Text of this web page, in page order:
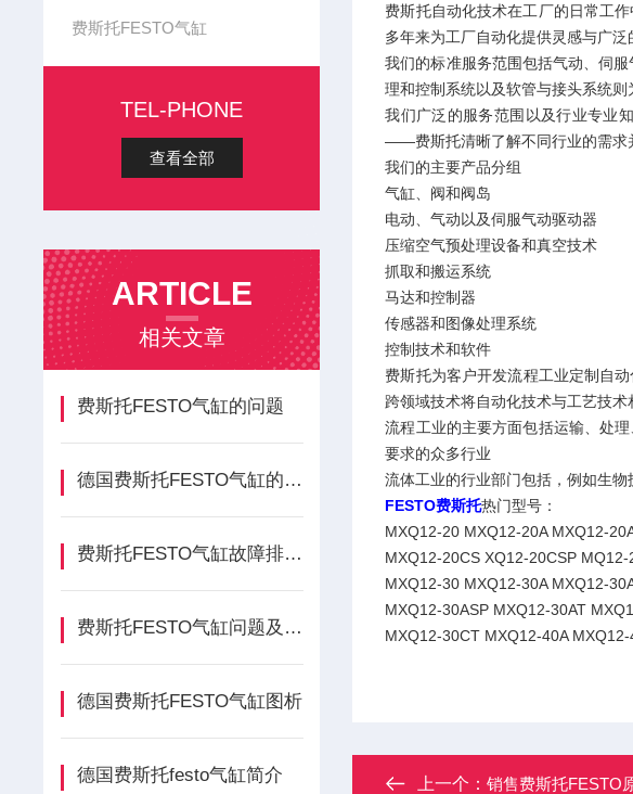
费斯托FESTO气缸
TEL-PHONE
查看全部
ARTICLE
相关文章
费斯托FESTO气缸的问题
德国费斯托FESTO气缸的工作原理以及常见问题解决
费斯托FESTO气缸故障排除介绍
费斯托FESTO气缸问题及原因
德国费斯托FESTO气缸图析
德国费斯托festo气缸简介
费斯托自动化技术在工厂的日常工
多年来为工厂自动化提供灵感与广
我们的标准服务范围包括气动、伺
理和控制系统以及软管与接头系统
我们广泛的服务范围以及行业专业
——费斯托清晰了解不同行业的需求
我们的主要产品分组
气缸、阀和阀岛
电动、气动以及伺服气动驱动器
压缩空气预处理设备和真空技术
抓取和搬运系统
马达和控制器
传感器和图像处理系统
控制技术和软件
费斯托为客户开发流程工业定制自
跨领域技术将自动化技术与工艺技术
流程工业的主要方面包括运输、处
要求的众多行业
流体工业的行业部门包括，例如生
FESTO费斯托热门型号：
MXQ12-20 MXQ12-20A MXQ12-
MXQ12-20CS XQ12-20CSP
MXQ12-30 MXQ12-30A MXQ12-
MXQ12-30ASP MXQ12-30AT
MXQ12-30CT MXQ12-40A
上一个：销售费斯托FESTO